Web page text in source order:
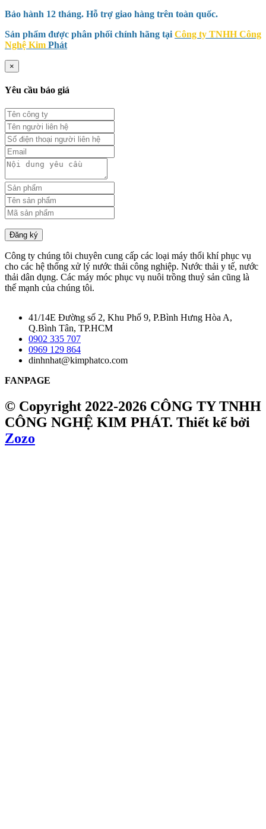
Bảo hành 12 tháng. Hỗ trợ giao hàng trên toàn quốc.
Sản phẩm được phân phối chính hãng tại Công ty TNHH Công
Nghệ Kim Phát
×
Yêu cầu báo giá
Đăng ký
Công ty chúng tôi chuyên cung cấp các loại máy thổi khí phục vụ
cho các hệ thống xử lý nước thải công nghiệp. Nước thải y tế, nước
thải dân dụng. Các máy móc phục vụ nuôi trồng thuỷ sản cũng là
thế mạnh của chúng tôi.
41/14E Đường số 2, Khu Phố 9, P.Bình Hưng Hòa A,
Q.Bình Tân, TP.HCM
0902 335 707
0969 129 864
dinhnhat@kimphatco.com
FANPAGE
© Copyright 2022-2026 CÔNG TY TNHH
CÔNG NGHỆ KIM PHÁT. Thiết kế bởi
Zozo